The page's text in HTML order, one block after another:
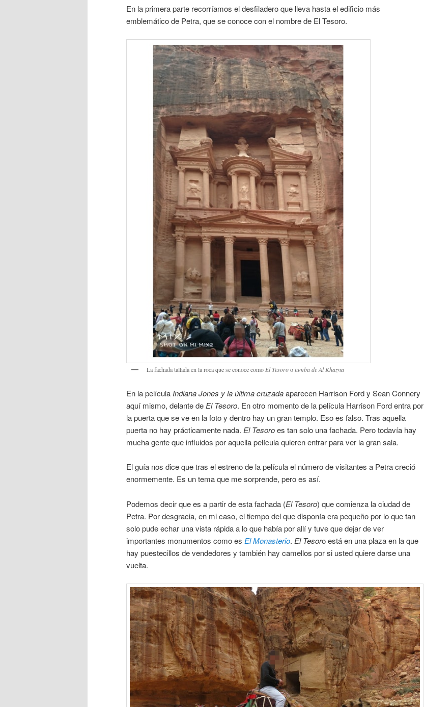
En la primera parte recorríamos el desfiladero que lleva hasta el edificio más
emblemático de Petra, que se conoce con el nombre de El Tesoro.
La fachada tallada en la roca que se conoce comoEl Tesorootumba de Al Khazna
En la película Indiana Jones y la última cruzadaaparecen Harrison Ford y Sean Connery
aquí mismo, delante de El Tesoro. En otro momento de la película Harrison Ford entra por
la puerta que se ve en la foto y dentro hay un gran templo. Eso es falso. Tras aquella
puerta no hay prácticamente nada. El Tesoroes tan solo una fachada. Pero todavía hay
mucha gente que influidos por aquella película quieren entrar para ver la gran sala.
El guía nos dice que tras el estreno de la película el número de visitantes a Petra creció
enormemente. Es un tema que me sorprende, pero es así.
Podemos decir que es a partir de esta fachada (El Tesoro) que comienza la ciudad de
Petra. Por desgracia, en mi caso, el tiempo del que disponía era pequeño por lo que tan
solo pude echar una vista rápida a lo que había por allí y tuve que dejar de ver
importantes monumentos como es El Monasterio. El Tesoro está en una plaza en la que
hay puestecillos de vendedores y también hay camellos por si usted quiere darse una
vuelta.